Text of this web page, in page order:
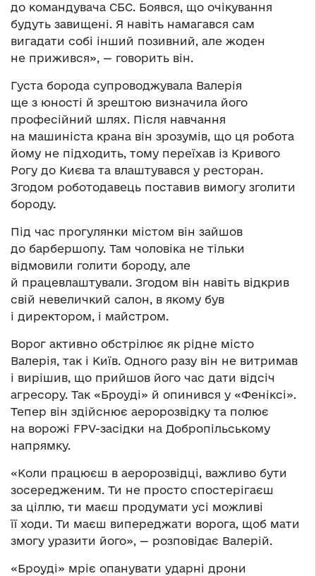
до командувача СБС. Боявся, що очікування
будуть завищені. Я навіть намагався сам
вигадати собі інший позивний, але жоден
не прижився», — говорить він.
Густа борода супроводжувала Валерія
ще з юності й зрештою визначила його
професійний шлях. Після навчання
на машиніста крана він зрозумів, що ця робота
йому не підходить, тому переїхав із Кривого
Рогу до Києва та влаштувався у ресторан.
Згодом роботодавець поставив вимогу зголити
бороду.
Під час прогулянки містом він зайшов
до барбершопу. Там чоловіка не тільки
відмовили голити бороду, але
й працевлаштували. Згодом він навіть відкрив
свій невеличкий салон, в якому був
і директором, і майстром.
Ворог активно обстрілює як рідне місто
Валерія, так і Київ. Одного разу він не витримав
і вирішив, що прийшов його час дати відсіч
агресору. Так «Броуді» й опинився у «Феніксі».
Тепер він здійснює аеророзвідку та полює
на ворожі FPV-засідки на Добропільському
напрямку.
«Коли працюєш в аеророзвідці, важливо бути
зосередженим. Ти не просто спостерігаєш
за ціллю, ти маєш продумати усі можливі
її ходи. Ти маєш випереджати ворога, щоб мати
змогу уразити його», — розповідає Валерій.
«Броуді» мріє опанувати ударні дрони